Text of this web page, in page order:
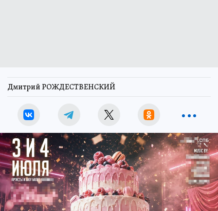
Дмитрий РОЖДЕСТВЕНСКИЙ